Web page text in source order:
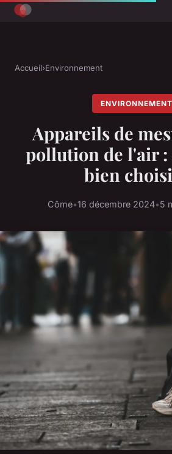
Accueil›Environnement
ENVIRONNEMENT
Appareils de
pollution de l'air :
bien
Côme•16 décembre 2024•5